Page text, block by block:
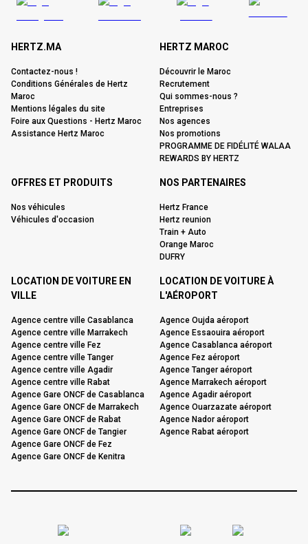
HERTZ.MA
Contactez-nous !
Conditions Générales de Hertz
Maroc
Mentions légales du site
Foire aux Questions - Hertz Maroc
Assistance Hertz Maroc
HERTZ MAROC
Découvrir le Maroc
Recrutement
Qui sommes-nous ?
Entreprises
Nos agences
Nos promotions
PROGRAMME DE FIDÉLITÉ WALAA
REWARDS BY HERTZ
OFFRES ET PRODUITS
Nos véhicules
Véhicules d'occasion
NOS PARTENAIRES
Hertz France
Hertz reunion
Train + Auto
Orange Maroc
DUFRY
LOCATION DE VOITURE EN
VILLE
Agence centre ville Casablanca
Agence centre ville Marrakech
Agence centre ville Fez
Agence centre ville Tanger
Agence centre ville Agadir
Agence centre ville Rabat
Agence Gare ONCF de Casablanca
Agence Gare ONCF de Marrakech
Agence Gare ONCF de Rabat
Agence Gare ONCF de Tangier
Agence Gare ONCF de Fez
Agence Gare ONCF de Kenitra
LOCATION DE VOITURE À
L'AÉROPORT
Agence Oujda aéroport
Agence Essaouira aéroport
Agence Casablanca aéroport
Agence Fez aéroport
Agence Tanger aéroport
Agence Marrakech aéroport
Agence Agadir aéroport
Agence Ouarzazate aéroport
Agence Nador aéroport
Agence Rabat aéroport